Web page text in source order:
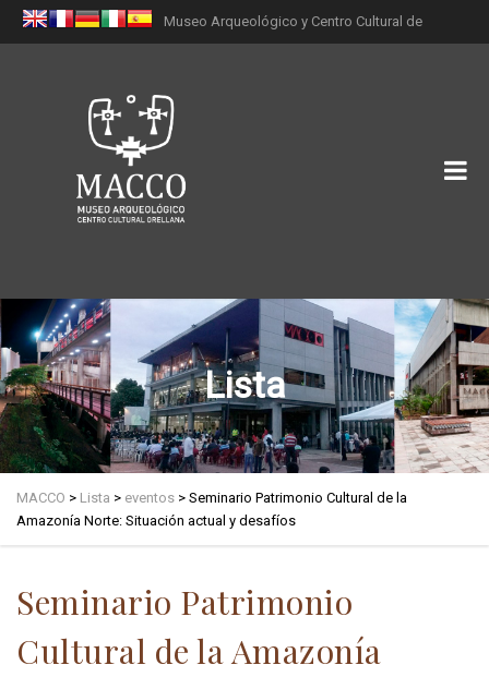
Museo Arqueológico y Centro Cultural de
Lista
MACCO > Lista > eventos > Seminario Patrimonio Cultural de la
Amazonía Norte: Situación actual y desafíos
Seminario Patrimonio
Cultural de la Amazonía